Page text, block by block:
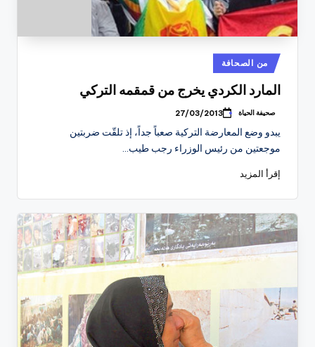
نُشر
في
من الصحافة
المارد الكردي يخرج من قمقمه التركي
تمّ
بواسطة
صحيفة الحياة 27/03/2013
يبدو وضع المعارضة التركية صعباً جداً، إذ تلقّت ضربتين
موجعتين من رئيس الوزراء رجب طيب…
إقرأ المزيد